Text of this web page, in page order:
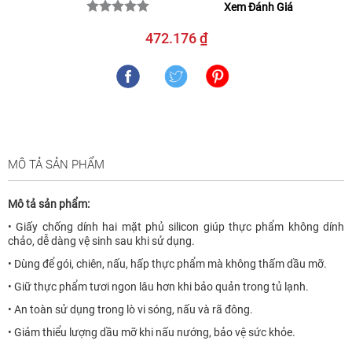
Xem Đánh Giá
472.176 ₫
MÔ TẢ SẢN PHẨM
Mô tả sản phẩm:
• Giấy chống dính hai mặt phủ silicon giúp thực phẩm không dính
chảo, dễ dàng vệ sinh sau khi sử dụng.
• Dùng để gói, chiên, nấu, hấp thực phẩm mà không thấm dầu mỡ.
• Giữ thực phẩm tươi ngon lâu hơn khi bảo quản trong tủ lạnh.
• An toàn sử dụng trong lò vi sóng, nấu và rã đông.
• Giảm thiểu lượng dầu mỡ khi nấu nướng, bảo vệ sức khỏe.